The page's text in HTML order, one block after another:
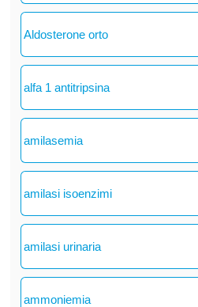
Aldosterone orto
alfa 1 antitripsina
amilasemia
amilasi isoenzimi
amilasi urinaria
ammoniemia